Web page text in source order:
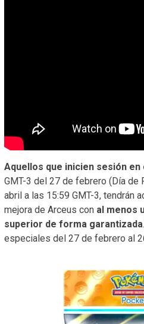
Aquellos que inicien sesión en
GMT-3 del 27 de febrero (Día de
abril a las 15:59 GMT-3, tendrán
mejora de Arceus con al menos
superior de forma garantizada
especiales del 27 de febrero al